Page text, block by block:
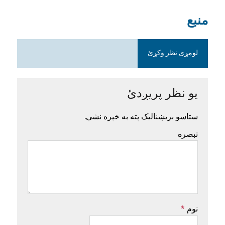
‌منبع
لومړی نظر وکړئ
یو نظر پریږدئ
ستاسو بریښنالیک پته به خپره نشي.
تبصره
نوم *